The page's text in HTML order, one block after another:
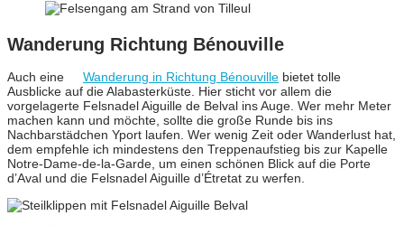
Wanderung Richtung Bénouville
Auch eine Wanderung in Richtung Bénouville bietet tolle
Ausblicke auf die Alabasterküste. Hier sticht vor allem die
vorgelagerte Felsnadel Aiguille de Belval ins Auge. Wer mehr Meter
machen kann und möchte, sollte die große Runde bis ins
Nachbarstädchen Yport laufen. Wer wenig Zeit oder Wanderlust hat,
dem empfehle ich mindestens den Treppenaufstieg bis zur Kapelle
Notre-Dame-de-la-Garde, um einen schönen Blick auf die Porte
d’Aval und die Felsnadel Aiguille d’Étretat zu werfen.